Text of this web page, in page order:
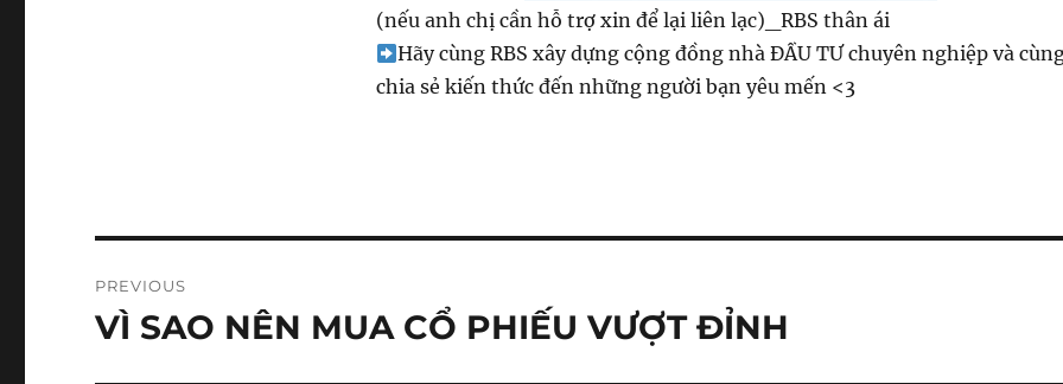
(nếu anh chị cần hỗ trợ xin để lại liên lạc)_RBS thân ái
Hãy cùng RBS xây dựng cộng đồng nhà ĐẦU TƯ chuyên nghiệp và
chia sẻ kiến thức đến những người bạn yêu mến <3
navigation
PREVIOUS
Previous
VÌ SAO NÊN MUA CỔ PHIẾU VƯỢT ĐỈNH